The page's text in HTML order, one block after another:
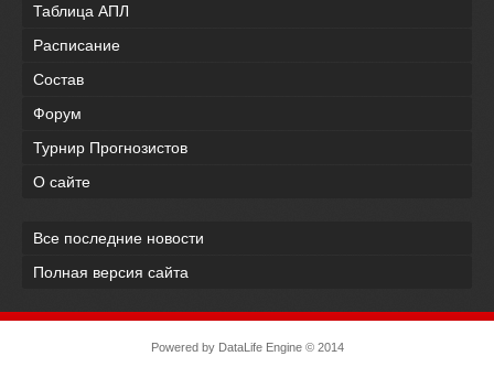
Таблица АПЛ
Расписание
Состав
Форум
Турнир Прогнозистов
О сайте
Все последние новости
Полная версия сайта
Powered by DataLife Engine© 2014